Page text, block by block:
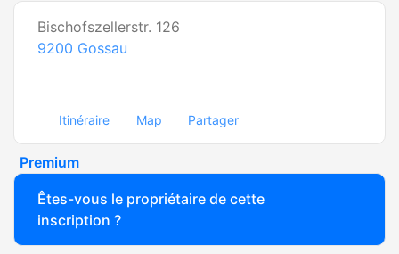
Bischofszellerstr. 126
9200 Gossau
Itinéraire Map Partager
Premium
Êtes-vous le propriétaire de cette
inscription ?